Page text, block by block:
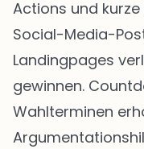
Actions und
Social-Media-
Landingpages
gewinnen.
Wahlterminen